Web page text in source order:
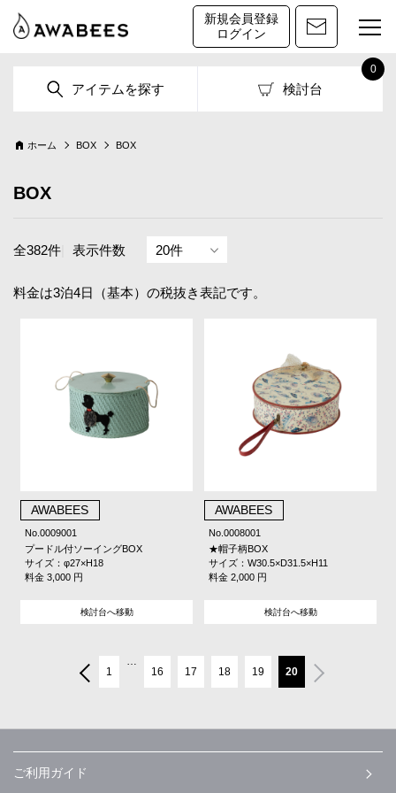
新規会員登録
ログイン
アイテムを探す 検討台
0
ホーム BOX BOX
BOX
全382件 表示件数
料金は3泊4日（基本）の税抜き表記です。
AWABEES
No.0009001
プードル付ソーイングBOX
サイズ：φ27×H18
料金 3,000 円
検討台へ移動
AWABEES
No.0008001
★帽子柄BOX
サイズ：W30.5×D31.5×H11
料金 2,000 円
検討台へ移動
1
…
16
17 18 19 20
ご利用ガイド